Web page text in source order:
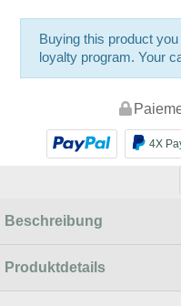
Buying this product
loyalty program. Your
4X
Beschreibung
Produktdetails